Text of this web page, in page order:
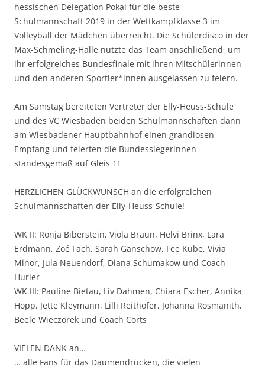
hessischen Delegation Pokal für die beste
Schulmannschaft 2019 in der Wettkampfklasse 3 im
Volleyball der Mädchen überreicht. Die Schülerdisco in der
Max-Schmeling-Halle nutzte das Team anschließend, um
ihr erfolgreiches Bundesfinale mit ihren Mitschülerinnen
und den anderen Sportler*innen ausgelassen zu feiern.
Am Samstag bereiteten Vertreter der Elly-Heuss-Schule
und des VC Wiesbaden beiden Schulmannschaften dann
am Wiesbadener Hauptbahnhof einen grandiosen
Empfang und feierten die Bundessiegerinnen
standesgemäß auf Gleis 1!
HERZLICHEN GLÜCKWUNSCH an die erfolgreichen
Schulmannschaften der Elly-Heuss-Schule!
WK II: Ronja Biberstein, Viola Braun, Helvi Brinx, Lara
Erdmann, Zoé Fach, Sarah Ganschow, Fee Kube, Vivia
Minor, Jula Neuendorf, Diana Schumakow und Coach
Hurler
WK III: Pauline Bietau, Liv Dahmen, Chiara Escher, Annika
Hopp, Jette Kleymann, Lilli Reithofer, Johanna Rosmanith,
Beele Wieczorek und Coach Corts
VIELEN DANK an…
… alle Fans für das Daumendrücken, die vielen